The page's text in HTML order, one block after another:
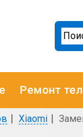
Ремонт
Xiaomi